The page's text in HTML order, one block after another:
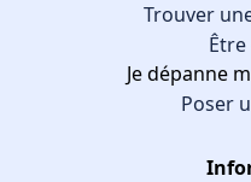
Trouver
Je dépanne
Poser